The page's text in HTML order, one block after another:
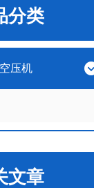
分类
压机
文章